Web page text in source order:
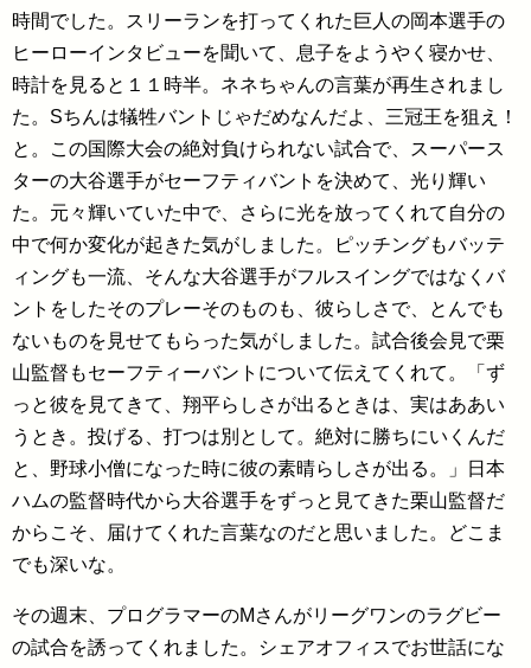
時間でした。スリーランを打ってくれた巨人の岡本選手の
ヒーローインタビューを聞いて、息子をようやく寝かせ、
時計を見ると１１時半。ネネちゃんの言葉が再生されまし
た。Sちんは犠牲バントじゃだめなんだよ、三冠王を狙え！
と。この国際大会の絶対負けられない試合で、スーパース
ターの大谷選手がセーフティバントを決めて、光り輝い
た。元々輝いていた中で、さらに光を放ってくれて自分の
中で何か変化が起きた気がしました。ピッチングもバッテ
ィングも一流、そんな大谷選手がフルスイングではなくバ
ントをしたそのプレーそのものも、彼らしさで、とんでも
ないものを見せてもらった気がしました。試合後会見で栗
山監督もセーフティーバントについて伝えてくれて。「ず
っと彼を見てきて、翔平らしさが出るときは、実はああい
うとき。投げる、打つは別として。絶対に勝ちにいくんだ
と、野球小僧になった時に彼の素晴らしさが出る。」日本
ハムの監督時代から大谷選手をずっと見てきた栗山監督だ
からこそ、届けてくれた言葉なのだと思いました。どこま
でも深いな。
その週末、プログラマーのMさんがリーグワンのラグビー
の試合を誘ってくれました。シェアオフィスでお世話にな